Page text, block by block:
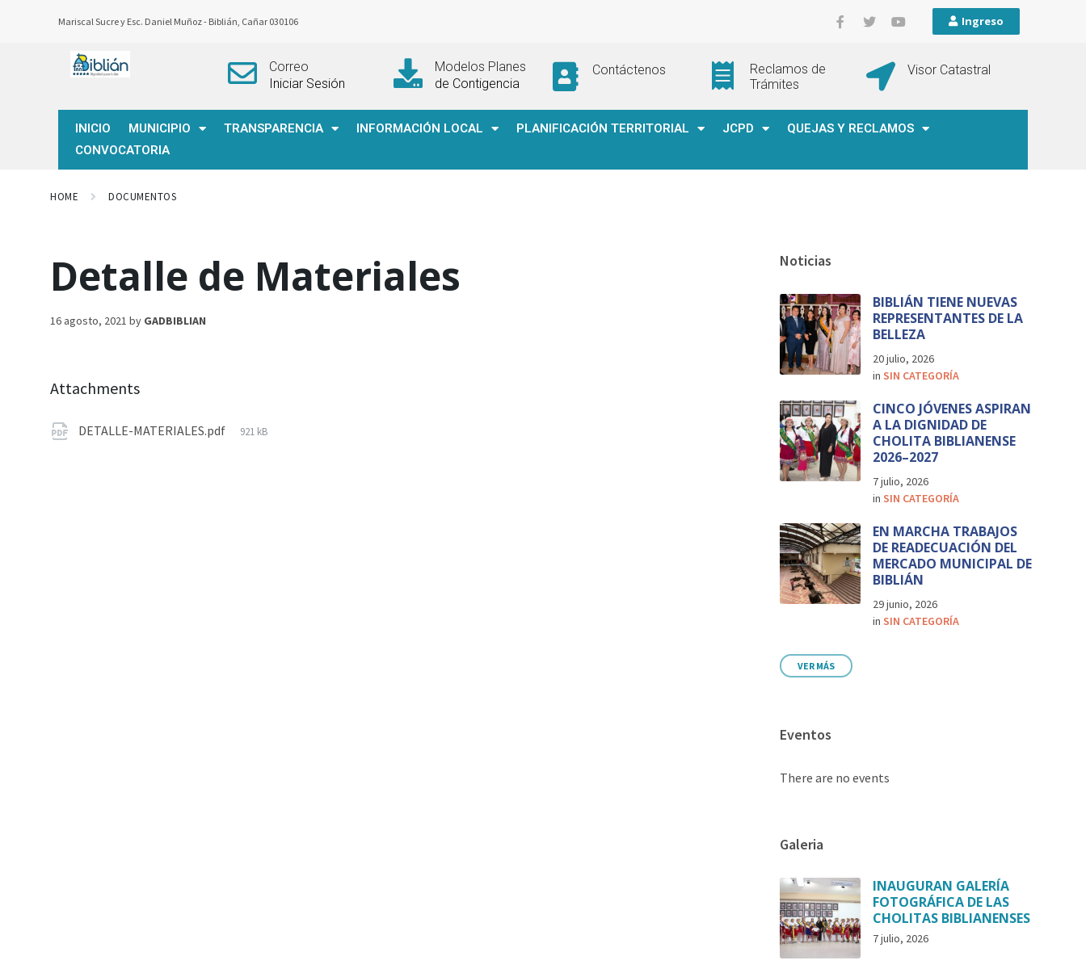
Mariscal Sucre y Esc. Daniel Muñoz - Biblián, Cañar 030106 Ingreso
Correo
Iniciar Sesión
Modelos Planes
de Contigencia
Contáctenos
Reclamos de
Trámites
Visor Catastral
INICIO MUNICIPIO TRANSPARENCIA INFORMACIÓN LOCAL PLANIFICACIÓN TERRITORIAL JCPD
QUEJAS Y RECLAMOS
CONVOCATORIA
HOME DOCUMENTOS
Detalle de Materiales
16 agosto, 2021 by GADBIBLIAN
Attachments
DETALLE-MATERIALES.pdf 921 kB
Noticias
BIBLIÁN TIENE NUEVAS
REPRESENTANTES DE LA
BELLEZA
20 julio, 2026
inSIN CATEGORÍA
CINCO JÓVENES ASPIRAN
A LA DIGNIDAD DE
CHOLITA BIBLIANENSE
2026–2027
7 julio, 2026
inSIN CATEGORÍA
EN MARCHA TRABAJOS
DE READECUACIÓN DEL
MERCADO MUNICIPAL DE
BIBLIÁN
29 junio, 2026
inSIN CATEGORÍA
VER MÁS
Eventos
There are no events
Galeria
INAUGURAN GALERÍA
FOTOGRÁFICA DE LAS
CHOLITAS BIBLIANENSES
7 julio, 2026